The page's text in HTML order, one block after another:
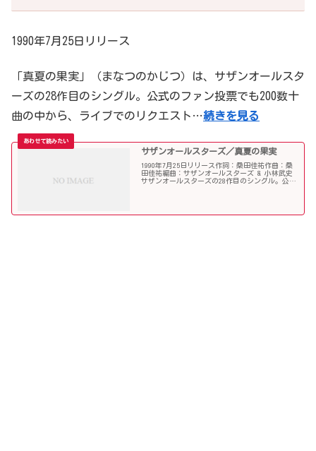
1990年7月25日リリース
「真夏の果実」（まなつのかじつ）は、サザンオールスタ
ーズの28作目のシングル。公式のファン投票でも200数十
曲の中から、ライブでのリクエスト…続きを見る
サザンオールスターズ／真夏の果実
1990年7月25日リリース作詞：桑田佳祐作曲：桑
田佳祐編曲：サザンオールスターズ & 小林武史
サザンオールスターズの28作目のシングル。公式